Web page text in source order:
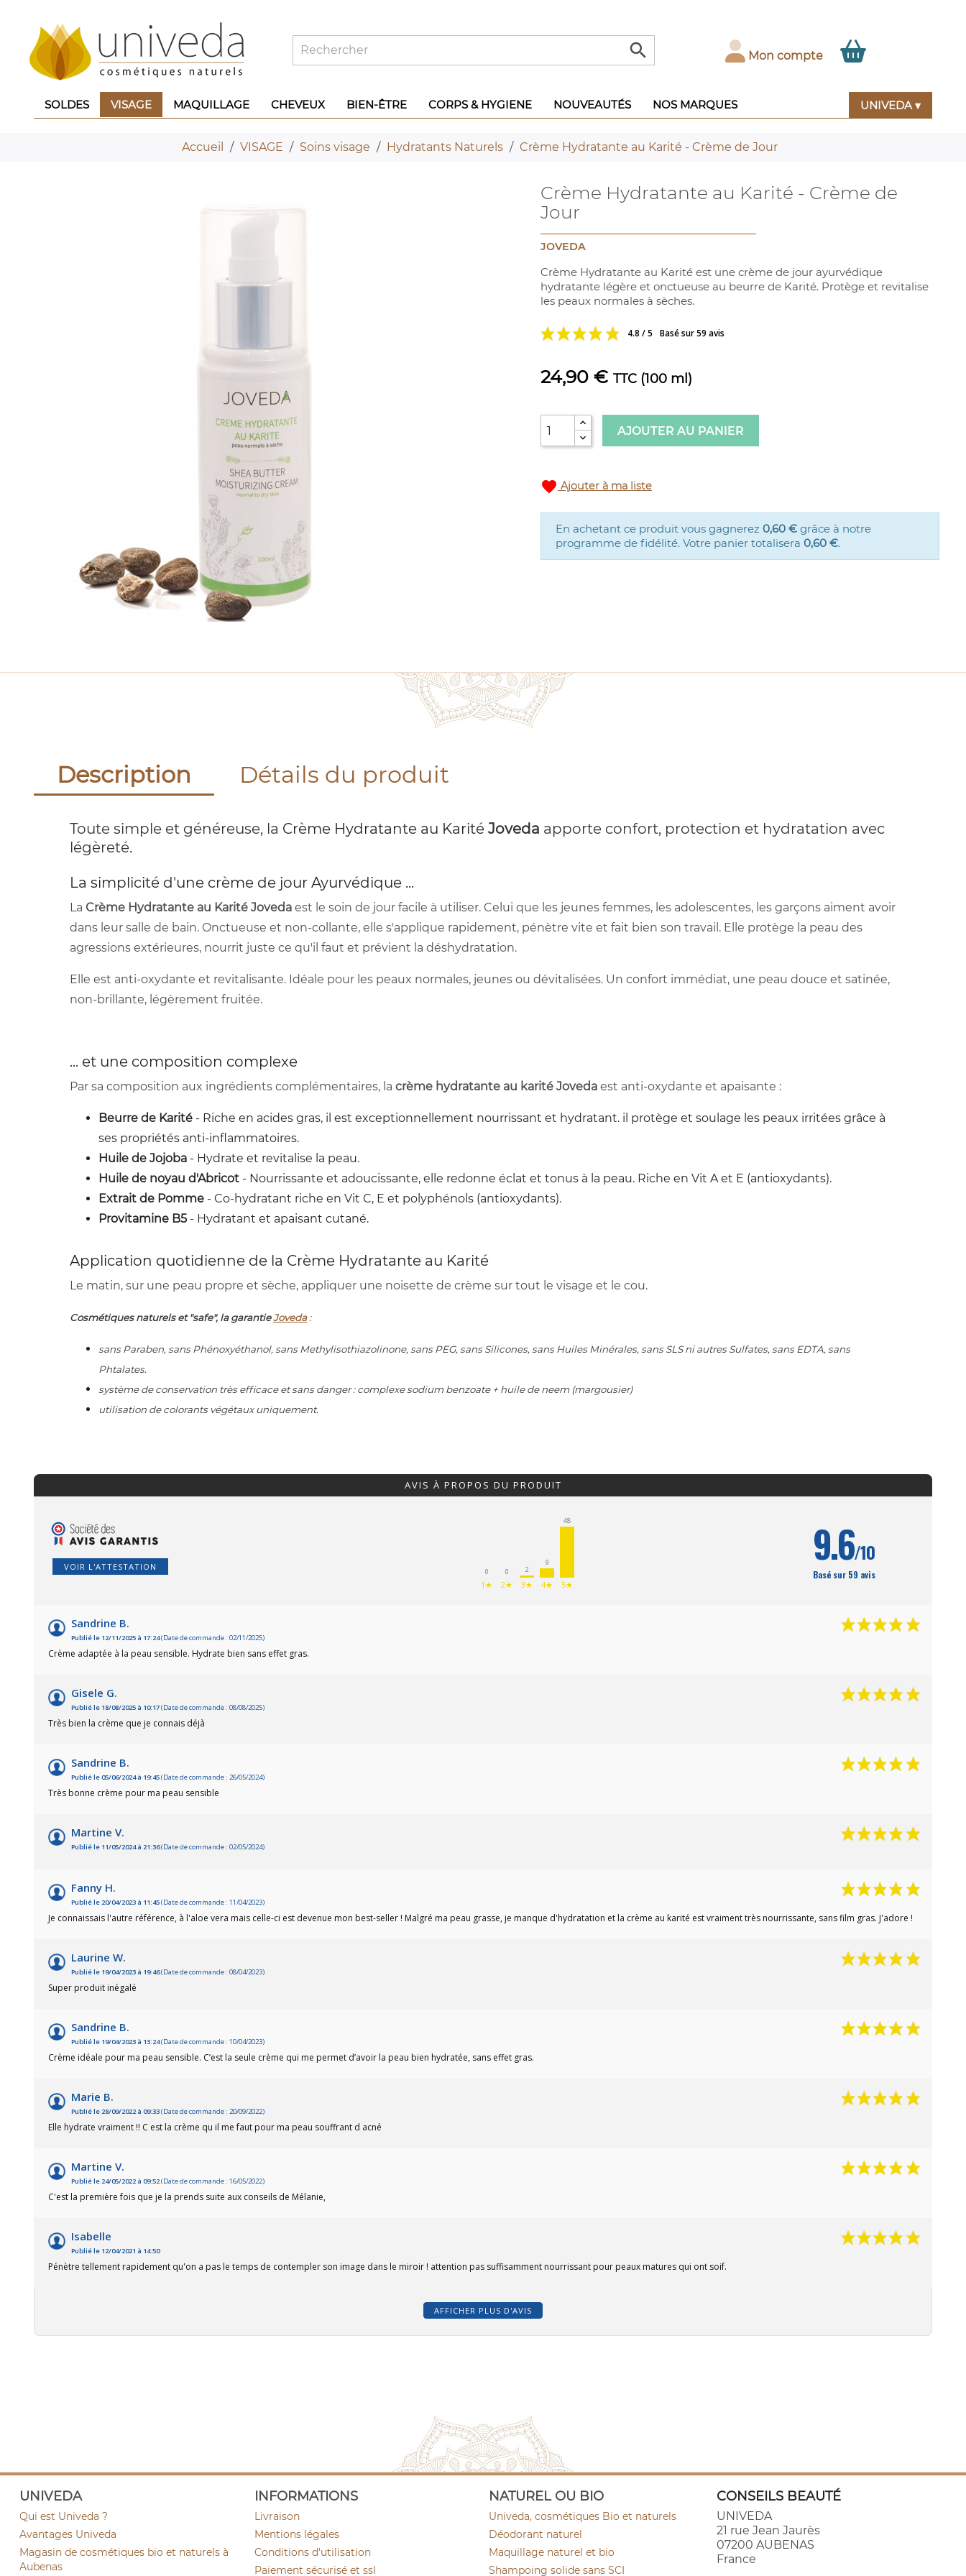
 Mon compte
SOLDES VISAGE MAQUILLAGE CHEVEUX BIEN-ÊTRE CORPS & HYGIENE NOUVEAUTÉS NOS MARQUES UNIVEDA ▾
Accueil VISAGE Soins visage Hydratants Naturels Crème Hydratante au Karité - Crème de Jour
Crème Hydratante au Karité - Crème de
Jour
JOVEDA
Crème Hydratante au Karité est une crème de jour ayurvédique
hydratante légère et onctueuse au beurre de Karité. Protège et revitalise
les peaux normales à sèches.
4.8 / 5 Basé sur 59 avis
24,90 € TTC (100 ml)
AJOUTER AU PANIER
favorite Ajouter à ma liste
En achetant ce produit vous gagnerez 0,60 € grâce à notre
programme de fidélité. Votre panier totalisera 0,60 €.
Description Détails du produit
Toute simple et généreuse, la Crème Hydratante au Karité Joveda apporte confort, protection et hydratation avec
légèreté.
La simplicité d'une crème de jour Ayurvédique ...
La Crème Hydratante au Karité Joveda est le soin de jour facile à utiliser. Celui que les jeunes femmes, les adolescentes, les garçons aiment avoir
dans leur salle de bain. Onctueuse et non-collante, elle s'applique rapidement, pénètre vite et fait bien son travail. Elle protège la peau des
agressions extérieures, nourrit juste ce qu'il faut et prévient la déshydratation.
Elle est anti-oxydante et revitalisante. Idéale pour les peaux normales, jeunes ou dévitalisées. Un confort immédiat, une peau douce et satinée,
non-brillante, légèrement fruitée.
... et une composition complexe
Par sa composition aux ingrédients complémentaires, la crème hydratante au karité Joveda est anti-oxydante et apaisante :
Beurre de Karité - Riche en acides gras, il est exceptionnellement nourrissant et hydratant. il protège et soulage les peaux irritées grâce à
ses propriétés anti-inflammatoires.
Huile de Jojoba - Hydrate et revitalise la peau.
Huile de noyau d'Abricot - Nourrissante et adoucissante, elle redonne éclat et tonus à la peau. Riche en Vit A et E (antioxydants).
Extrait de Pomme - Co-hydratant riche en Vit C, E et polyphénols (antioxydants).
Provitamine B5 - Hydratant et apaisant cutané.
Application quotidienne de la Crème Hydratante au Karité
Le matin, sur une peau propre et sèche, appliquer une noisette de crème sur tout le visage et le cou.
Cosmétiques naturels et "safe", la garantieJoveda:
sans Paraben, sans Phénoxyéthanol, sans Methylisothiazolinone, sans PEG, sans Silicones, sans Huiles Minérales, sans SLS ni autres Sulfates, sans EDTA, sans
Phtalates.
système de conservation très efficace et sans danger : complexe sodium benzoate + huile de neem (margousier)
utilisation de colorants végétaux uniquement.
AVIS À PROPOS DU PRODUIT
VOIR L'ATTESTATION 0
1★
0
2★
2
3★
9
4★
48
5★
9.6/10
Basé sur 59 avis
Sandrine B.
Publié le 12/11/2025 à 17:24(Date de commande : 02/11/2025)
Crème adaptée à la peau sensible. Hydrate bien sans effet gras.
Gisele G.
Publié le 18/08/2025 à 10:17(Date de commande : 08/08/2025)
Très bien la crème que je connais déjà
Sandrine B.
Publié le 05/06/2024 à 19:45(Date de commande : 26/05/2024)
Très bonne crème pour ma peau sensible
Martine V.
Publié le 11/05/2024 à 21:36(Date de commande : 02/05/2024)
Fanny H.
Publié le 20/04/2023 à 11:45(Date de commande : 11/04/2023)
Je connaissais l'autre référence, à l'aloe vera mais celle-ci est devenue mon best-seller ! Malgré ma peau grasse, je manque d'hydratation et la crème au karité est vraiment très nourrissante, sans film gras. J'adore !
Laurine W.
Publié le 19/04/2023 à 19:46(Date de commande : 08/04/2023)
Super produit inégalé
Sandrine B.
Publié le 19/04/2023 à 13:24(Date de commande : 10/04/2023)
Crème idéale pour ma peau sensible. C’est la seule crème qui me permet d’avoir la peau bien hydratée, sans effet gras.
Marie B.
Publié le 28/09/2022 à 09:33(Date de commande : 20/09/2022)
Elle hydrate vraiment !! C est la crème qu il me faut pour ma peau souffrant d acné
Martine V.
Publié le 24/05/2022 à 09:52(Date de commande : 16/05/2022)
C'est la première fois que je la prends suite aux conseils de Mélanie,
Isabelle
Publié le 12/04/2021 à 14:50
Pénètre tellement rapidement qu'on a pas le temps de contempler son image dans le miroir ! attention pas suffisamment nourrissant pour peaux matures qui ont soif.
AFFICHER PLUS D'AVIS
UNIVEDA
Qui est Univeda ?
Avantages Univeda
Magasin de cosmétiques bio et naturels à
Aubenas
INFORMATIONS
Livraison
Mentions légales
Conditions d'utilisation
Paiement sécurisé et ssl
NATUREL OU BIO
Univeda, cosmétiques Bio et naturels
Déodorant naturel
Maquillage naturel et bio
Shampoing solide sans SCI
CONSEILS BEAUTÉ
UNIVEDA
21 rue Jean Jaurès
07200 AUBENAS
France